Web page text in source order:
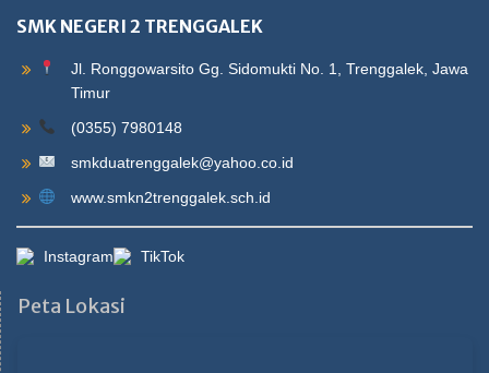
SMK NEGERI 2 TRENGGALEK
Jl. Ronggowarsito Gg. Sidomukti No. 1, Trenggalek, Jawa
Timur
(0355) 7980148
smkduatrenggalek@yahoo.co.id
www.smkn2trenggalek.sch.id
Instagram TikTok
Peta Lokasi